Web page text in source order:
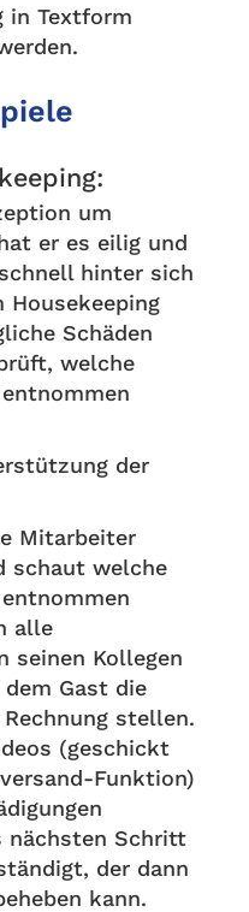
in Textform
um
er es eilig und
hinter sich
Housekeeping
Schäden
welche
der
Mitarbeiter
schaut welche
alle
seinen Kollegen
Gast die
stellen.
(geschickt
Funktion)
nächsten Schritt
der dann
kann.